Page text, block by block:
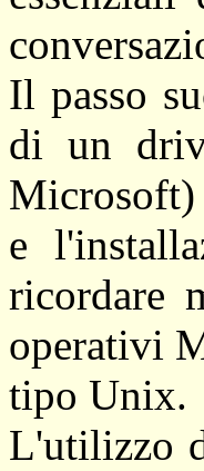
Il passo
di un
Microsoft)
e
ricordare
operativi
tipo Unix.
L'utilizzo